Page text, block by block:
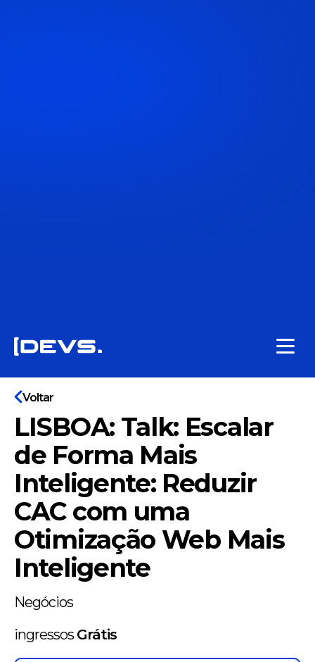
Voltar
LISBOA: Talk: Escalar
de Forma Mais
Inteligente: Reduzir
CAC com uma
Otimização Web Mais
Inteligente
Negócios
ingressos Grátis